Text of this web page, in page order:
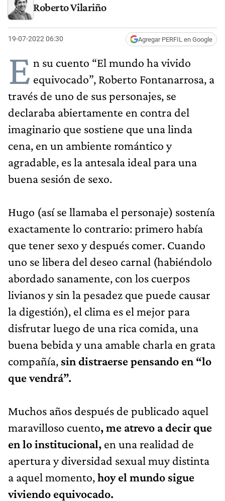
Roberto Vilariño
19-07-2022 06:30 Agregar PERFIL en Google
E n su cuento “El mundo ha vivido
equivocado”, Roberto Fontanarrosa, a
través de uno de sus personajes, se
declaraba abiertamente en contra del
imaginario que sostiene que una linda
cena, en un ambiente romántico y
agradable, es la antesala ideal para una
buena sesión de sexo.
Hugo (así se llamaba el personaje) sostenía
exactamente lo contrario: primero había
que tener sexo y después comer. Cuando
uno se libera del deseo carnal (habiéndolo
abordado sanamente, con los cuerpos
livianos y sin la pesadez que puede causar
la digestión), el clima es el mejor para
disfrutar luego de una rica comida, una
buena bebida y una amable charla en grata
compañía, sin distraerse pensando en “lo
que vendrá”.
Muchos años después de publicado aquel
maravilloso cuento, me atrevo a decir que
en lo institucional, en una realidad de
apertura y diversidad sexual muy distinta
a aquel momento,hoy el mundo sigue
viviendo equivocado.